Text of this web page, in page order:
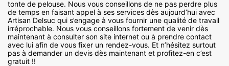
tonte de pelouse. Nous vous conseillons de ne pas perdre plus
de temps en faisant appel à ses services dès aujourd’hui avec
Artisan Delsuc qui s’engage à vous fournir une qualité de travail
irréprochable. Nous vous conseillons fortement de venir dès
maintenant à consulter son site internet ou à prendre contact
avec lui afin de vous fixer un rendez-vous. Et n’hésitez surtout
pas à demander un devis dès maintenant et profitez-en c’est
gratuit !!